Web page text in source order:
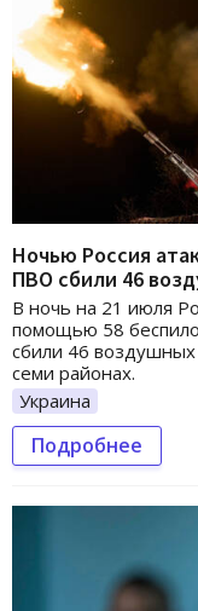
Ночью Россия
ПВО сбили 46
В ночь на 21 июля
помощью 58
сбили 46
семи районах.
Украина
Подробнее